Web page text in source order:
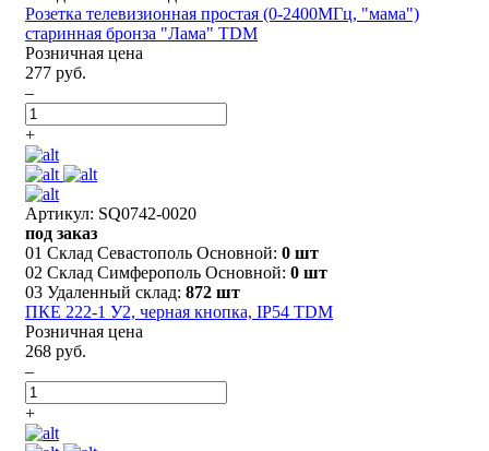
Розетка телевизионная простая (0-2400МГц, "мама")
старинная бронза "Лама" TDM
Розничная цена
277 руб.
–
+
Артикул: SQ0742-0020
под заказ
01 Склад Севастополь Основной: 0 шт
02 Склад Симферополь Основной: 0 шт
03 Удаленный склад: 872 шт
ПКЕ 222-1 У2, черная кнопка, IP54 TDM
Розничная цена
268 руб.
–
+